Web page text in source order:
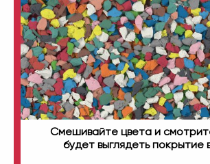
Смешивайте цвета и
будет выглядеть покрытие